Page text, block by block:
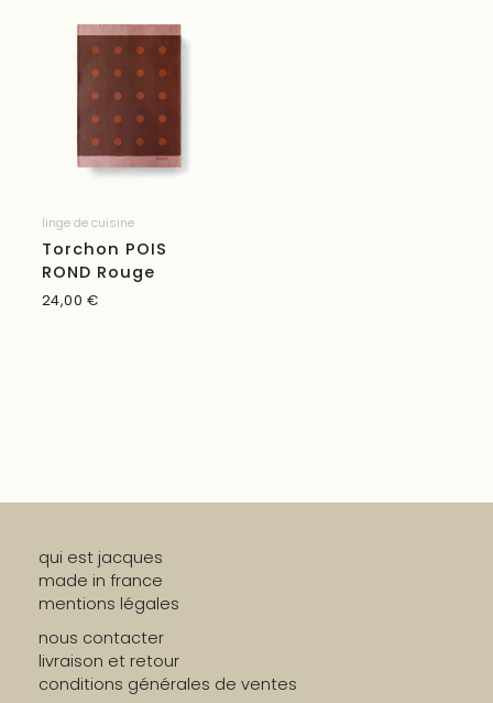
linge de cuisine
Torchon POIS
ROND Rouge
24,00 €
qui est jacques
made in france
mentions légales
nous contacter
livraison et retour
conditions générales de ventes